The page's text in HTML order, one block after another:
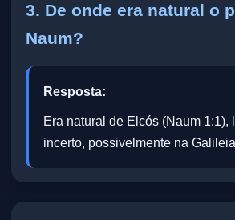
3. De onde era natural o
Naum?
Resposta:
Era natural de Elcós (Naum 1:1),
incerto, possivelmente na